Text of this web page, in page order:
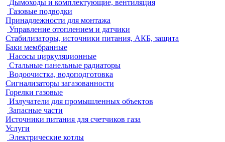
Дымоходы и комплектующие, вентиляция
Газовые подводки
Принадлежности для монтажа
Управление отоплением и датчики
Стабилизаторы, источники питания, АКБ, защита
Баки мембранные
Насосы циркуляционные
Стальные панельные радиаторы
Водоочистка, водоподготовка
Сигнализаторы загазованности
Горелки газовые
Излучатели для промышленных объектов
Запасные части
Источники питания для счетчиков газа
Услуги
Электрические котлы